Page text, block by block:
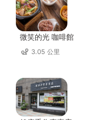
微笑的光 咖啡館
3.05 公里